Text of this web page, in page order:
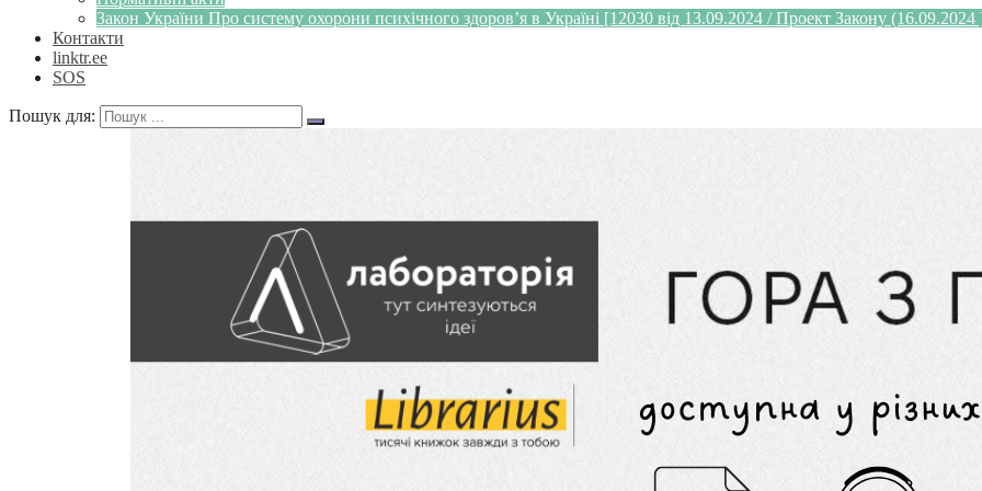
Закон України Про систему охорони психічного здоров’я в Україні [12030 від 13.09.2024 / Проект Закону (16.09.2024
Контакти
linktr.ee
SOS
Пошук для: